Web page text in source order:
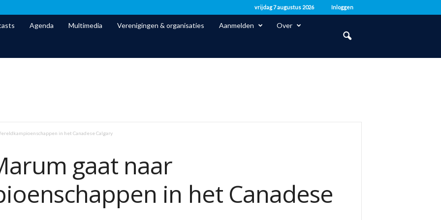
vrijdag 7 augustus 2026 Inloggen
Agenda Multimedia Verenigingen & organisaties Aanmelden Over
in het Canadese Calgary
gaat naar
in het Canadese